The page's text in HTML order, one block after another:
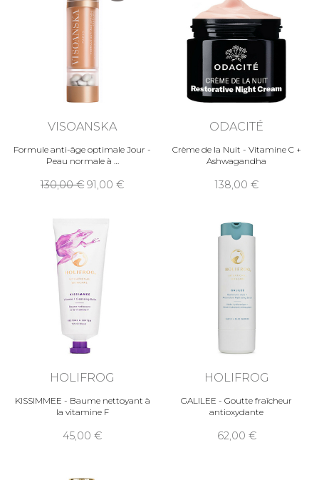
VISOANSKA
Formule anti-âge optimale Jour -
Peau normale à
130,00 91,00
ODACITÉ
Crème de la Nuit - Vitamine C +
Ashwagandha
138,00
HOLIFROG
KISSIMMEE - Baume nettoyant à
la vitamine F
45,00
HOLIFROG
GALILEE - Goutte fraîcheur
antioxydante
62,00